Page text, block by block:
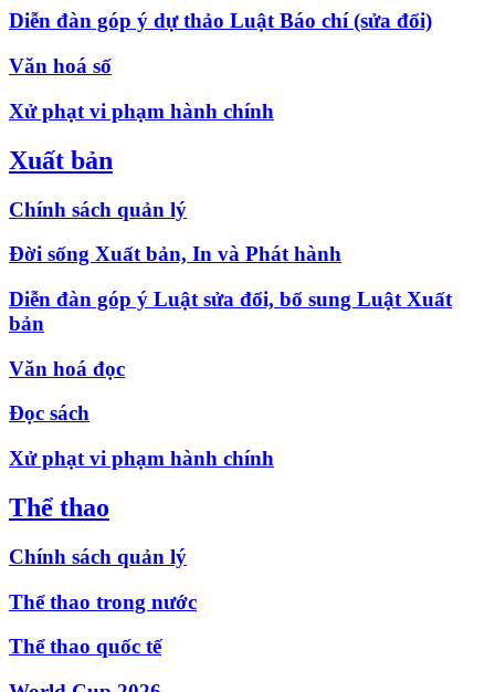
Diễn đàn góp ý dự thảo Luật Báo chí (sửa đổi)
Văn hoá số
Xử phạt vi phạm hành chính
Xuất bản
Chính sách quản lý
Đời sống Xuất bản, In và Phát hành
Diễn đàn góp ý Luật sửa đổi, bổ sung Luật Xuất
bản
Văn hoá đọc
Đọc sách
Xử phạt vi phạm hành chính
Thể thao
Chính sách quản lý
Thể thao trong nước
Thể thao quốc tế